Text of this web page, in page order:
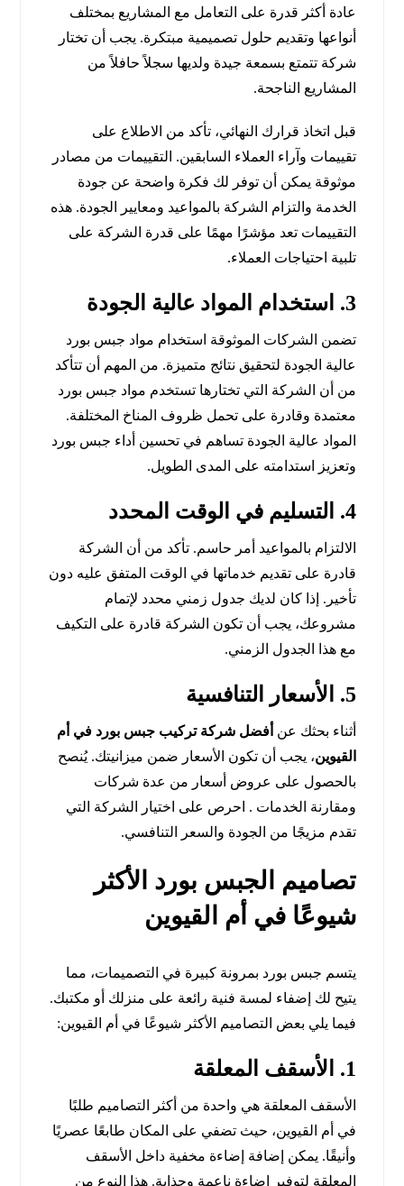
عادة أكثر قدرة على التعامل مع المشاريع بمختلف
أنواعها وتقديم حلول تصميمية مبتكرة. يجب أن تختار
شركة تتمتع بسمعة جيدة ولديها سجلاً حافلاً من
المشاريع الناجحة.
قبل اتخاذ قرارك النهائي، تأكد من الاطلاع على
تقييمات وآراء العملاء السابقين. التقييمات من مصادر
موثوقة يمكن أن توفر لك فكرة واضحة عن جودة
الخدمة والتزام الشركة بالمواعيد ومعايير الجودة. هذه
التقييمات تعد مؤشرًا مهمًا على قدرة الشركة على
تلبية احتياجات العملاء.
3. استخدام المواد عالية الجودة
تضمن الشركات الموثوقة استخدام مواد جبس بورد
عالية الجودة لتحقيق نتائج متميزة. من المهم أن تتأكد
من أن الشركة التي تختارها تستخدم مواد جبس بورد
معتمدة وقادرة على تحمل ظروف المناخ المختلفة.
المواد عالية الجودة تساهم في تحسين أداء جبس بورد
وتعزيز استدامته على المدى الطويل.
4. التسليم في الوقت المحدد
الالتزام بالمواعيد أمر حاسم. تأكد من أن الشركة
قادرة على تقديم خدماتها في الوقت المتفق عليه دون
تأخير. إذا كان لديك جدول زمني محدد لإتمام
مشروعك، يجب أن تكون الشركة قادرة على التكيف
مع هذا الجدول الزمني.
5. الأسعار التنافسية
أثناء بحثك عن أفضل شركة تركيب جبس بورد في أم
القيوين، يجب أن تكون الأسعار ضمن ميزانيتك. يُنصح
بالحصول على عروض أسعار من عدة شركات
ومقارنة الخدمات . احرص على اختيار الشركة التي
تقدم مزيجًا من الجودة والسعر التنافسي.
تصاميم الجبس بورد الأكثر
شيوعًا في أم القيوين
يتسم جبس بورد بمرونة كبيرة في التصميمات، مما
يتيح لك إضفاء لمسة فنية رائعة على منزلك أو مكتبك.
فيما يلي بعض التصاميم الأكثر شيوعًا في أم القيوين:
1. الأسقف المعلقة
الأسقف المعلقة هي واحدة من أكثر التصاميم طلبًا
في أم القيوين، حيث تضفي على المكان طابعًا عصريًا
وأنيقًا. يمكن إضافة إضاءة مخفية داخل الأسقف
المعلقة لتوفير إضاءة ناعمة وجذابة. هذا النوع من